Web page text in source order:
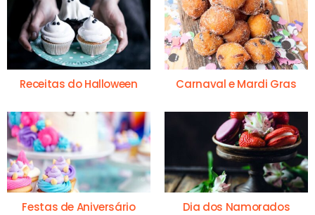
Receitas do Halloween Carnaval e Mardi Gras
Festas de Aniversário Dia dos Namorados